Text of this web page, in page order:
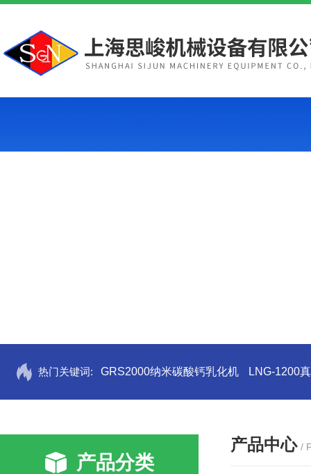
热门关键词: GRS2000纳米碳酸钙乳化机 LNG-1200
产品分类
产品中心 /